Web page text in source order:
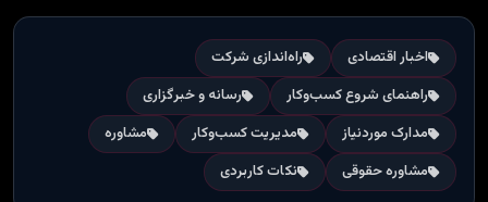
اخبار اقتصادی
راه‌اندازی شرکت
راهنمای شروع کسب‌وکار
رسانه و خبرگزاری
مدارک موردنیاز
مدیریت کسب‌وکار
مشاوره
مشاوره حقوقی
نکات کاربردی